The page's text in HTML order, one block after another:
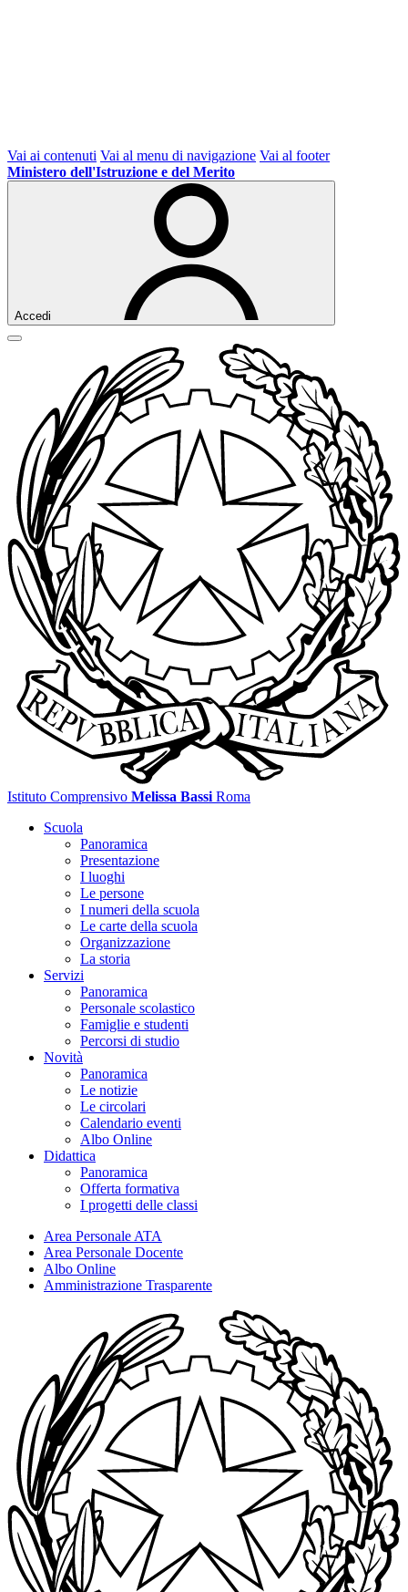
Vai ai contenuti Vai al menu di navigazione Vai al footer
Ministero dell'Istruzione e del Merito
Accedi
Istituto Comprensivo Melissa Bassi Roma
Scuola
Panoramica
Presentazione
I luoghi
Le persone
I numeri della scuola
Le carte della scuola
Organizzazione
La storia
Servizi
Panoramica
Personale scolastico
Famiglie e studenti
Percorsi di studio
Novità
Panoramica
Le notizie
Le circolari
Calendario eventi
Albo Online
Didattica
Panoramica
Offerta formativa
I progetti delle classi
Area Personale ATA
Area Personale Docente
Albo Online
Amministrazione Trasparente